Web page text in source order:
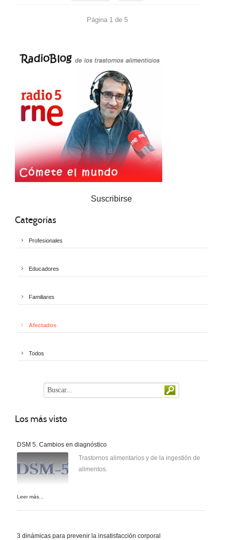
Página 1 de 5
Suscribirse
Categorías
Profesionales
Educadores
Familiares
Afectados
Todos
Los más visto
DSM 5. Cambios en diagnóstico
Trastornos alimentarios y de la ingestión de
alimentos.
Leer más...
3 dinámicas para prevenir la insatisfacción corporal